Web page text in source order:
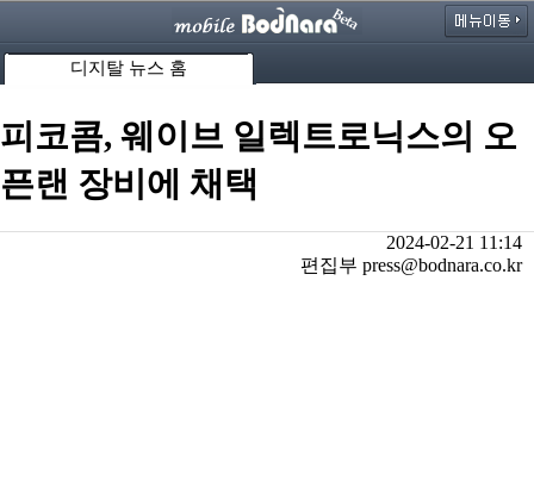
디지탈 뉴스 홈
피코콤, 웨이브 일렉트로닉스의 오
픈랜 장비에 채택
2024-02-21 11:14
편집부 press@bodnara.co.kr